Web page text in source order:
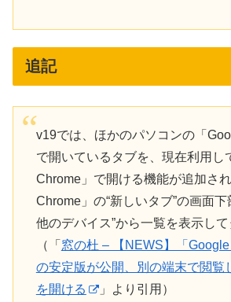
追記
v19では、ほかのパソコンの「
で開いているタブを、現在利用し
Chrome」で開ける機能が追加さ
Chrome」の“新しいタブ”の画面下
他のデバイス”から一覧を表示し
（「 窓の杜 – 【NEWS】「Google
の安定版が公開、別の端末で閲覧
を開ける
」より引用）